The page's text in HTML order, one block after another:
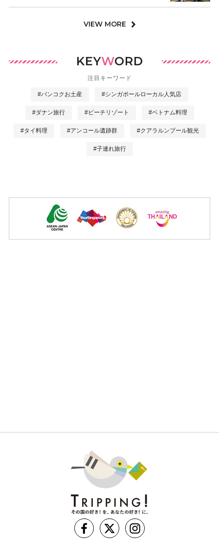
VIEW MORE
KEYWORD
注目キーワード
#バンコクお土産 #シンガポールローカル人気店
#ダナン旅行 #ビーチリゾート #ベトナム料理
#タイ料理 #アンコール遺跡群 #クアラルンプール観光
#子連れ旅行